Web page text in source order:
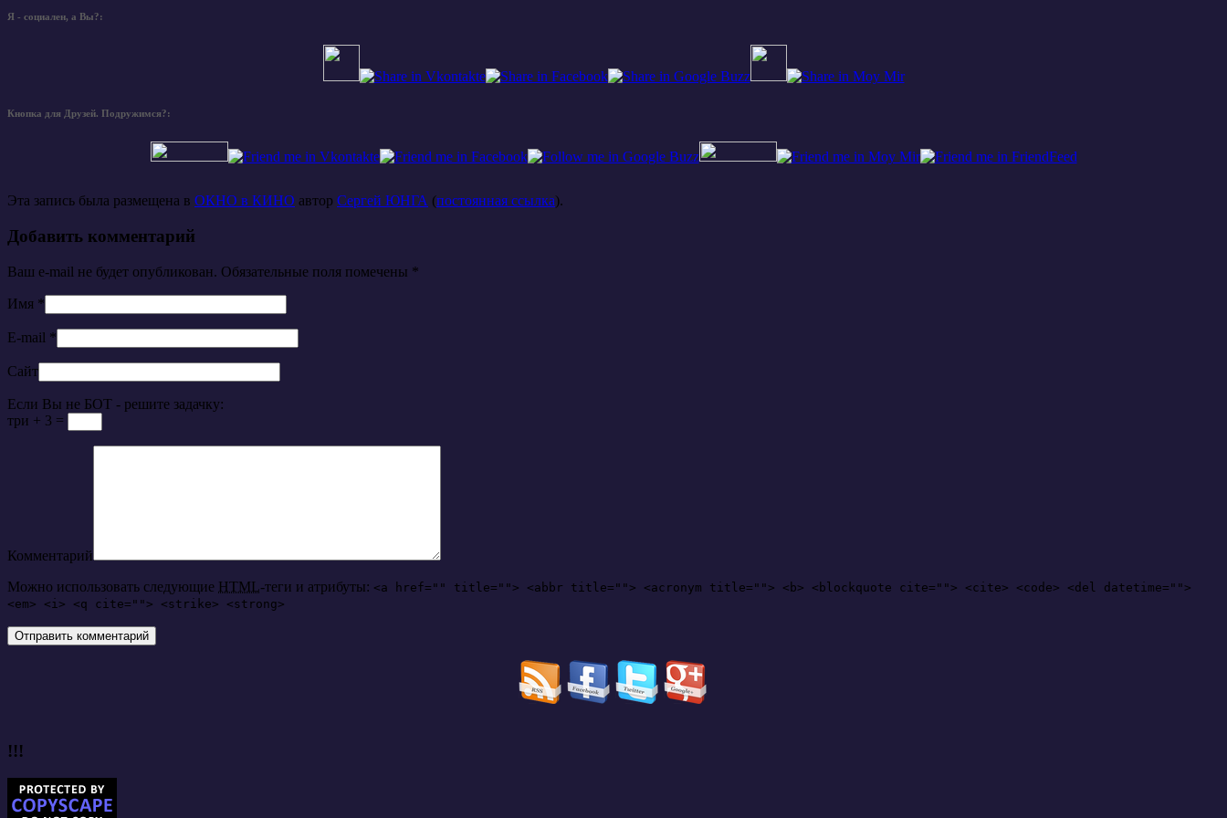
Я - социален, а Вы?:
Кнопка для Друзей. Подружимся?:
Эта запись была размещена в ОКНО в КИНО автор Сергей ЮНГА (постоянная ссылка).
Добавить комментарий
Ваш e-mail не будет опубликован. Обязательные поля помечены *
Имя *
E-mail *
Сайт
Если Вы не БОТ - решите задачку:
три + 3 =
Комментарий
Можно использовать следующие HTML-теги и атрибуты: <a href="" title=""> <abbr title=""> <acronym title=""> <b> <blockquote cite=""> <cite> <code> <del datetime="">
<em> <i> <q cite=""> <strike> <strong>
!!!